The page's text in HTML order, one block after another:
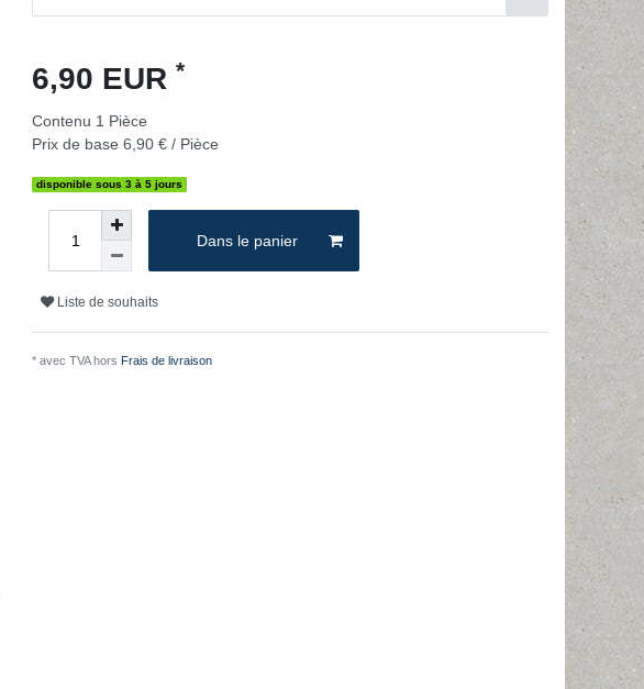
6,90 EUR *
Contenu 1 Pièce
Prix de base 6,90 € / Pièce
disponible sous 3 à 5 jours
Dans le panier
Liste de souhaits
* avec TVA hors Frais de livraison